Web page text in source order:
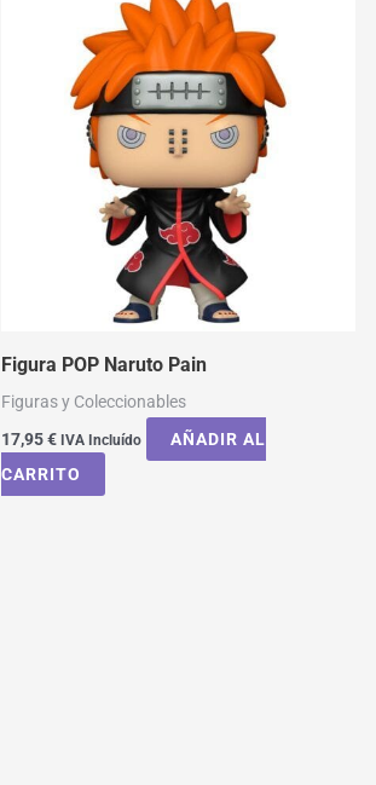
Figura POP Naruto Pain
Figuras y Coleccionables
17,95€ IVA Incluído
AÑADIR AL
CARRITO